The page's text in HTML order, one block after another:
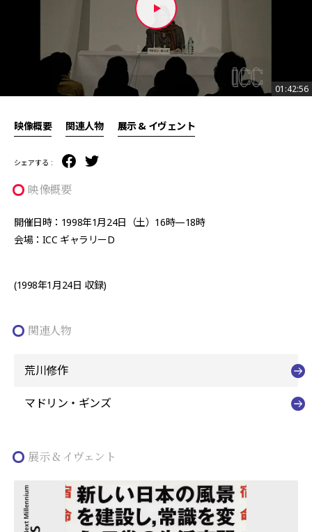
01:42:56
01:42:56
映像概要 関連人物 展示 & イヴェント
シェアする :
映像概要
開催日時：1998年1月24日（土）16時—18時
会場：ICC ギャラリーD
(1998年1月24日 収録)
関連人物
荒川修作
マドリン・ギンズ
展示 & イヴェント